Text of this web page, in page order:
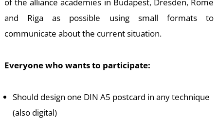
of the alliance academies in Budapest, Dresden, Rome
and Riga as possible using small formats to
communicate about the current situation.
Everyone who wants to participate:
Should design one DIN A5 postcard in any technique
(also digital)